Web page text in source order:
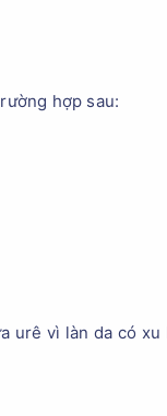
hợp sau:
urê vì làn da có